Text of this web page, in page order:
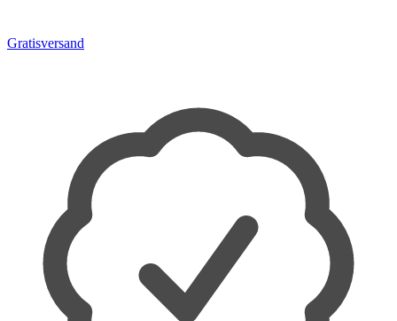
Gratisversand